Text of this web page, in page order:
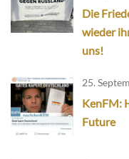
Die
wieder
uns!
25.
KenFM:
Future